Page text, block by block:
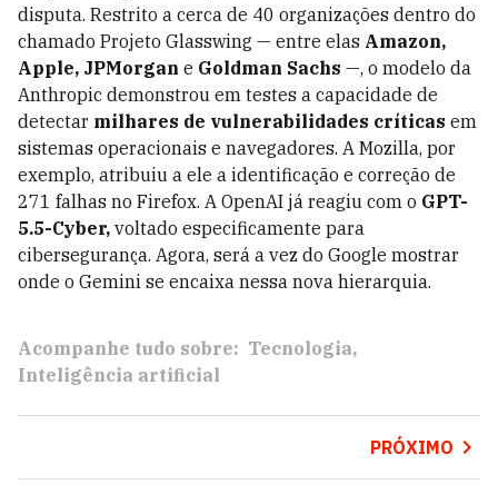
disputa. Restrito a cerca de 40 organizações dentro do
chamado Projeto Glasswing — entre elas Amazon,
Apple, JPMorgan e Goldman Sachs —, o modelo da
Anthropic demonstrou em testes a capacidade de
detectar milhares de vulnerabilidades críticas em
sistemas operacionais e navegadores. A Mozilla, por
exemplo, atribuiu a ele a identificação e correção de
271 falhas no Firefox. A OpenAI já reagiu com o GPT-
5.5-Cyber, voltado especificamente para
cibersegurança. Agora, será a vez do Google mostrar
onde o Gemini se encaixa nessa nova hierarquia.
Acompanhe tudo sobre: Tecnologia
Inteligência artificial
PRÓXIMO